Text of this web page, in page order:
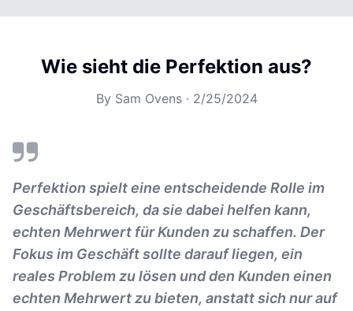
Wie sieht die Perfektion aus?
By Sam Ovens· 2/25/2024
Perfektion spielt eine entscheidende Rolle im
Geschäftsbereich, da sie dabei helfen kann,
echten Mehrwert für Kunden zu schaffen. Der
Fokus im Geschäft sollte darauf liegen, ein
reales Problem zu lösen und den Kunden einen
echten Mehrwert zu bieten, anstatt sich nur auf